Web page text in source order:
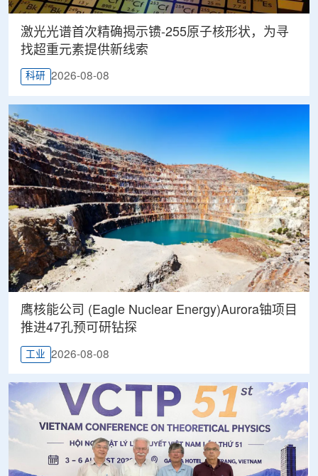
激光光谱首次精确揭示镄-255原子核形状，为寻
找超重元素提供新线索
科研 2026-08-08
鹰核能公司 (Eagle Nuclear Energy)Aurora铀项目
推进47孔预可研钻探
工业 2026-08-08